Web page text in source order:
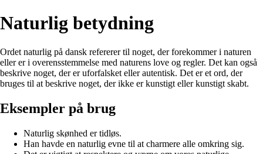
Naturlig betydning
Ordet naturlig på dansk refererer til noget, der forekommer i naturen
eller er i overensstemmelse med naturens love og regler. Det kan også
beskrive noget, der er uforfalsket eller autentisk. Det er et ord, der
bruges til at beskrive noget, der ikke er kunstigt eller kunstigt skabt.
Eksempler på brug
Naturlig skønhed er tidløs.
Han havde en naturlig evne til at charmere alle omkring sig.